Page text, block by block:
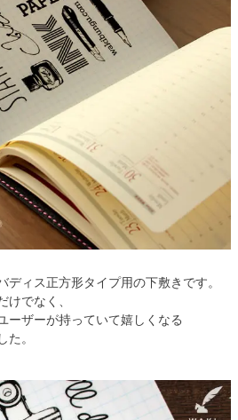
ィス正方形タイプ用の下敷きです。
けでなく、
ーザーが持っていて嬉しくなる
た。